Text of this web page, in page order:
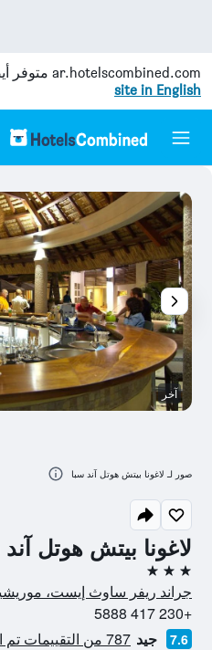
ar.hotelscombined.com متوفر
site in English
لاغونا بيتش هوتل
3 نجوم
جراند ريفر ساوث إيست،
+230 417 5888
7.6 جيد 787 من التقييمات تم التحقق منها
آخر
صور لـ لاغونا بيتش هوتل آند سبا